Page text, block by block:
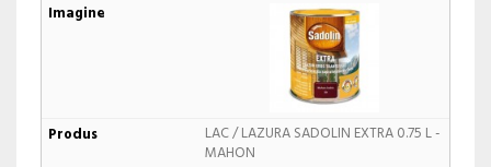
LAC / LAZURA SADOLIN EXTRA 0.75 L -
MAHON